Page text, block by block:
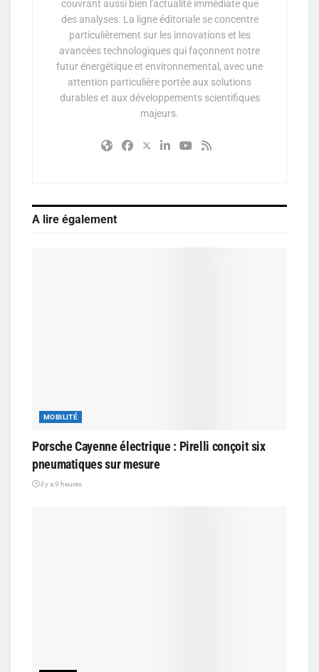
couvrant aussi bien l'actualité immédiate que
des analyses. La ligne éditoriale se concentre
particulièrement sur les innovations et les
avancées technologiques qui façonnent notre
futur énergétique et environnemental, avec une
attention particulière portée aux solutions
durables et aux développements scientifiques
majeurs.
A lire également
MOBILITÉ
Porsche Cayenne électrique : Pirelli conçoit six
pneumatiques sur mesure
il y a 9 heures